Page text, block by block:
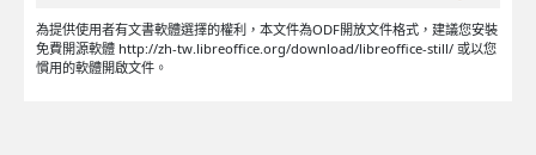
為提供使用者有文書軟體選擇的權利，本文件為ODF開放文件格式，建議您安裝
免費開源軟體 http://zh-tw.libreoffice.org/download/libreoffice-still/ 或以您
慣用的軟體開啟文件。